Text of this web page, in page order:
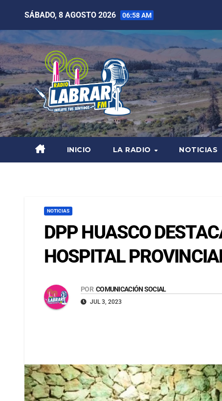
SÁBADO, 8 AGOSTO 2026 06:58 AM
INICIO LA RADIO NOTICIAS
NOTICIAS
DPP HUASCO
HOSPITAL
POR COMUNICACIÓN SOCIAL
JUL 3, 2023